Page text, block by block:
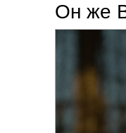
Он же